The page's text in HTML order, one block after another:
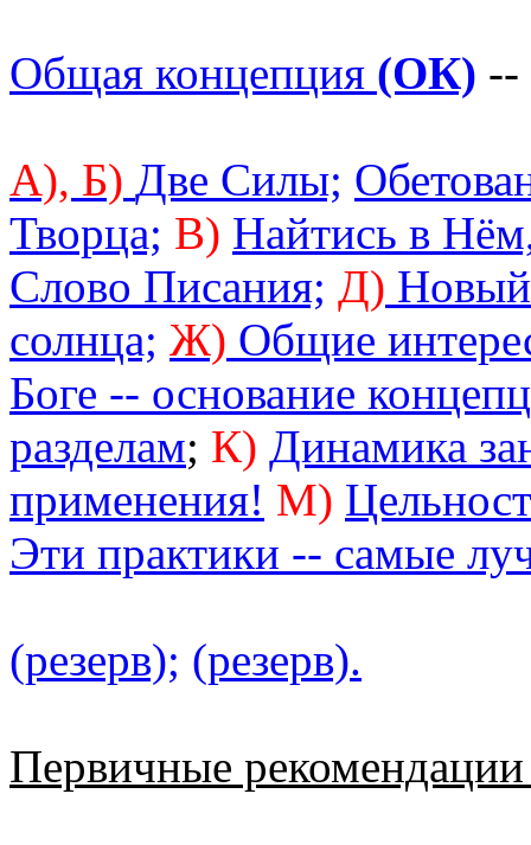
Общая концепция (ОК) --
А), Б) Две Силы;
Творца; В) Найтись в
Слово Писания; Д) Новый
солнца; Ж) Общие
Боге -- основание
разделам; К) Динамика
применения! М)
Эти практики -- самые
(резерв); (резерв).
Первичные